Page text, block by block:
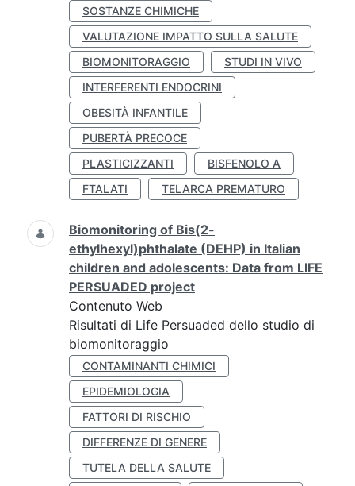
SOSTANZE CHIMICHE
VALUTAZIONE IMPATTO SULLA SALUTE
BIOMONITORAGGIO
STUDI IN VIVO
INTERFERENTI ENDOCRINI
OBESITÀ INFANTILE
PUBERTÀ PRECOCE
PLASTICIZZANTI
BISFENOLO A
FTALATI
TELARCA PREMATURO
Biomonitoring of Bis(2-
ethylhexyl)phthalate (DEHP) in Italian
children and adolescents: Data from LIFE
PERSUADED project
Contenuto Web
Risultati di Life Persuaded dello studio di
biomonitoraggio
CONTAMINANTI CHIMICI
EPIDEMIOLOGIA
FATTORI DI RISCHIO
DIFFERENZE DI GENERE
TUTELA DELLA SALUTE